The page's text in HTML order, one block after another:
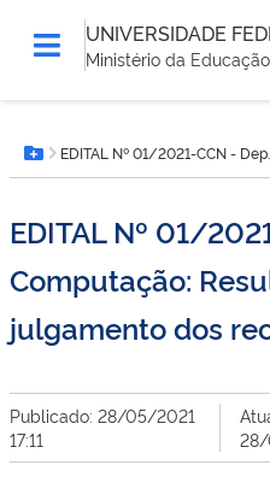
UNIVERSIDADE
Ministério da Educação
está
aqui:Botão Menu
EDITAL Nº 01/2021-CCN -
EDITAL Nº 01/
Computação:
julgamento dos
Publicado: 28/05/2021
17:11
28/